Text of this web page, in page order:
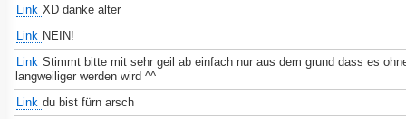
Link XD danke alter
Link NEIN!
Link Stimmt bitte mit sehr geil ab einfach nur aus dem grund dass es
langweiliger werden wird ^^
Link du bist fürn arsch